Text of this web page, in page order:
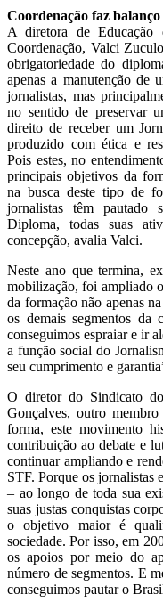
Coordenação faz
A diretora de Educação
Coordenação, Valci
obrigatoriedade do
apenas a manutenção de
jornalistas, mas
no sentido de preservar
direito de receber um
produzido com ética e
Pois estes, no
principais objetivos da
na busca deste tipo de
jornalistas têm pautado
Diploma, todas suas
concepção, avalia Valci.
Neste ano que termina,
mobilização, foi ampliado
da formação não apenas
os demais segmentos da
conseguimos espraiar e ir
a função social do
seu cumprimento e
O diretor do Sindicato
Gonçalves, outro membro
forma, este movimento
contribuição ao debate e
continuar ampliando e
STF. Porque os jornalistas
– ao longo de toda sua
suas justas conquistas
o objetivo maior é
sociedade. Por isso, em
os apoios por meio do
número de segmentos. E
conseguimos pautar o